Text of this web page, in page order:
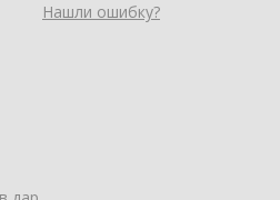
Нашли ошибку?